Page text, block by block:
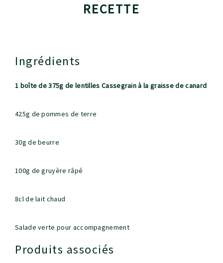
RECETTE
Ingrédients
1 boîte de 375g de lentilles Cassegrain à la graisse de canard
425g de pommes de terre
30g de beurre
100g de gruyère râpé
8cl de lait chaud
Salade verte pour accompagnement
Produits associés